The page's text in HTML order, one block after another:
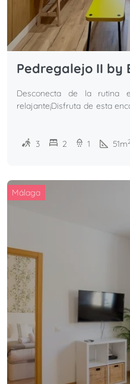
Pedregalejo II by
Desconecta de la rutina
relajante¡Disfruta de esta
3
2 1 51m2
Málaga